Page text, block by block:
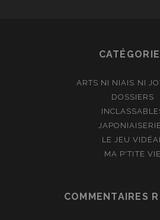
ARTS NI NIAIS NI
DOSSIERS
LE JEU
MA P'TITE VIE
COMMENTAIRES